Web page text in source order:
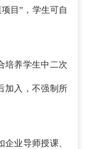
目”，学生可自
培养学生中二次
加入，不强制所
业导师授课、